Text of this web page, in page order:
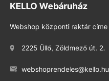
KELLO Webáruház
Webshop központi raktár címe
2225 Üllő, Zöldmező út. 2.
webshoprendeles@kello.hu